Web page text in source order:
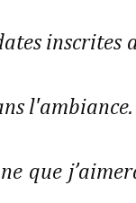
inscrites
l'ambiance.
que